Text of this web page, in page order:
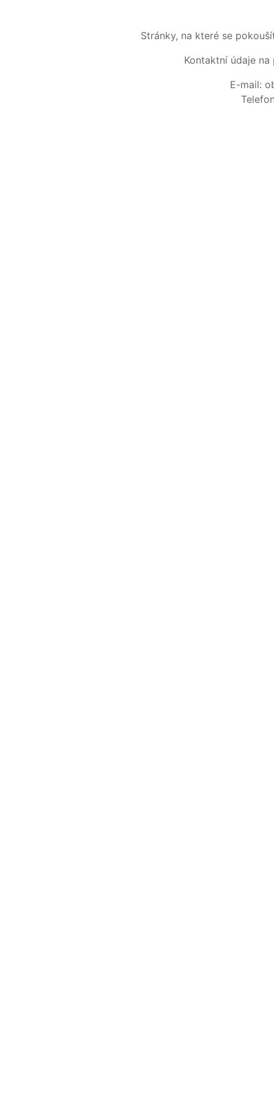
Stránky, na které se
Kontaktní údaje
E-mail: